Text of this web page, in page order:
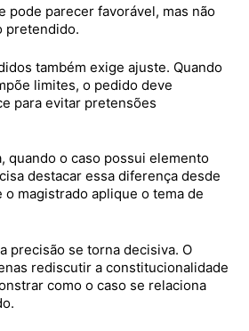
pode parecer favorável, mas não
pretendido.
também exige ajuste. Quando
limites, o pedido deve
para evitar pretensões
quando o caso possui elemento
destacar essa diferença desde
magistrado aplique o tema de
precisão se torna decisiva. O
rediscutir a constitucionalidade
como o caso se relaciona